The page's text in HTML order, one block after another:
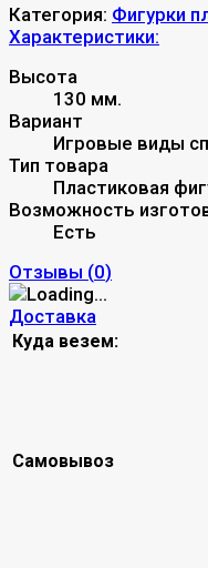
Категория: Фигурки
Характеристики:
Высота
130 мм.
Вариант
Игровые виды
Тип товара
Пластиковая
Возможность
Есть
Отзывы (0)
Доставка
Куда везем:
Самовывоз